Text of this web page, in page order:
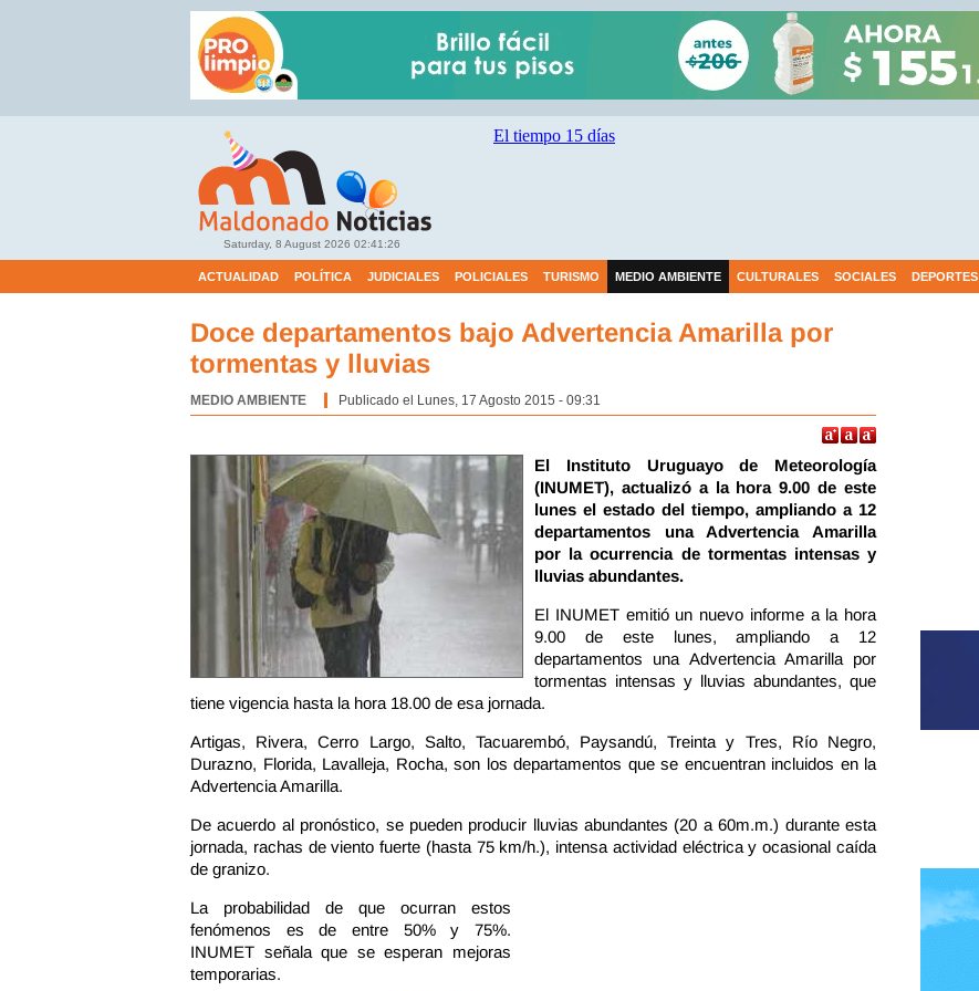
Saturday, 8 August 2026 02:41:27
ACTUALIDAD POLÍTICA JUDICIALES POLICIALES TURISMO MEDIO AMBIENTE CULTURALES SOCIALES DEPORTES
Doce departamentos bajo Advertencia Amarilla por
tormentas y lluvias
MEDIO AMBIENTE Publicado el Lunes, 17 Agosto 2015 - 09:31
El Instituto Uruguayo de Meteorología
(INUMET), actualizó a la hora 9.00 de este
lunes el estado del tiempo, ampliando a 12
departamentos una Advertencia Amarilla
por la ocurrencia de tormentas intensas y
lluvias abundantes.
El INUMET emitió un nuevo informe a la hora
9.00 de este lunes, ampliando a 12
departamentos una Advertencia Amarilla por
tormentas intensas y lluvias abundantes, que
tiene vigencia hasta la hora 18.00 de esa jornada.
Artigas, Rivera, Cerro Largo, Salto, Tacuarembó, Paysandú, Treinta y Tres, Río Negro,
Durazno, Florida, Lavalleja, Rocha, son los departamentos que se encuentran incluidos en la
Advertencia Amarilla.
De acuerdo al pronóstico, se pueden producir lluvias abundantes (20 a 60m.m.) durante esta
jornada, rachas de viento fuerte (hasta 75 km/h.), intensa actividad eléctrica y ocasional caída
de granizo.
La probabilidad de que ocurran estos
fenómenos es de entre 50% y 75%.
INUMET señala que se esperan mejoras
temporarias.